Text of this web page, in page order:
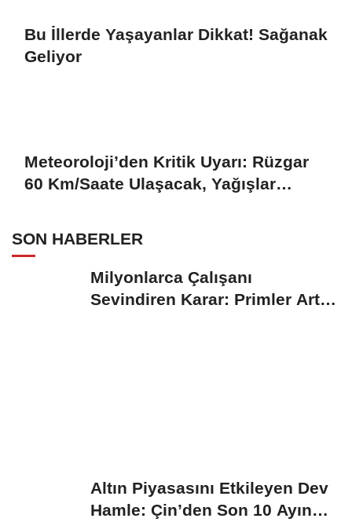
Bu İllerde Yaşayanlar Dikkat! Sağanak
Geliyor
Meteoroloji’den Kritik Uyarı: Rüzgar
60 Km/Saate Ulaşacak, Yağışlar
SON HABERLER
Milyonlarca Çalışanı
Sevindiren Karar: Primler Artık
Altın Piyasasını Etkileyen Dev
Hamle: Çin’den Son 10 Ayın